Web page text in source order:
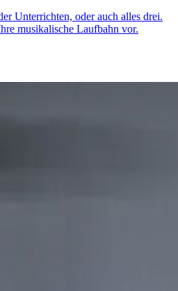
Unterrichten, oder auch alles drei.
musikalische Laufbahn vor.